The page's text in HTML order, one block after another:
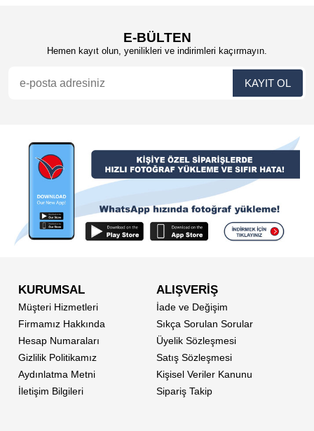
E-BÜLTEN
Hemen kayıt olun, yenilikleri ve indirimleri kaçırmayın.
KURUMSAL
Müşteri Hizmetleri
Firmamız Hakkında
Hesap Numaraları
Gizlilik Politikamız
Aydınlatma Metni
İletişim Bilgileri
ALIŞVERİŞ
İade ve Değişim
Sıkça Sorulan Sorular
Üyelik Sözleşmesi
Satış Sözleşmesi
Kişisel Veriler Kanunu
Sipariş Takip